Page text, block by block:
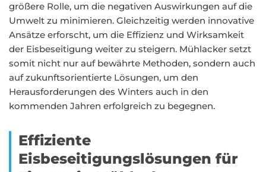
größere Rolle, um die negativen Auswirkungen auf die
Umwelt zu minimieren. Gleichzeitig werden innovative
Ansätze erforscht, um die Effizienz und Wirksamkeit
der Eisbeseitigung weiter zu steigern. Mühlacker setzt
somit nicht nur auf bewährte Methoden, sondern auch
auf zukunftsorientierte Lösungen, um den
Herausforderungen des Winters auch in den
kommenden Jahren erfolgreich zu begegnen.
Effiziente
Eisbeseitigungslösungen für